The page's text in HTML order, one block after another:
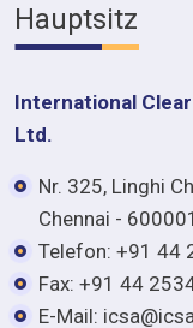
Hauptsitz
International
Ltd.
Nr. 325, Linghi
Chennai -
Telefon: +91 44
Fax: +91 44
E-Mail: